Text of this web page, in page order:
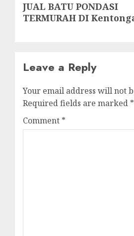
post:
JUAL BATU PONDASI
TERMURAH DI
Leave a Reply
Your email address will not
Required fields are marked *
Comment *